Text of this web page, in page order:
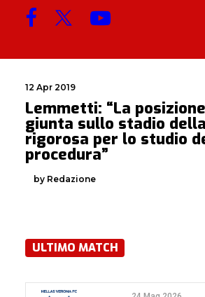
MENU
12 Apr 2019
Lemmetti: “La
giunta sullo stadio
rigorosa per lo studio
procedura”
by Redazione
ULTIMO MATCH